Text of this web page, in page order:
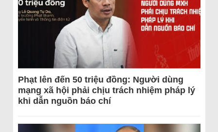
Phạt lên đến 50 triệu đồng: Người dùng
mạng xã hội phải chịu trách nhiệm pháp lý
khi dẫn nguồn báo chí